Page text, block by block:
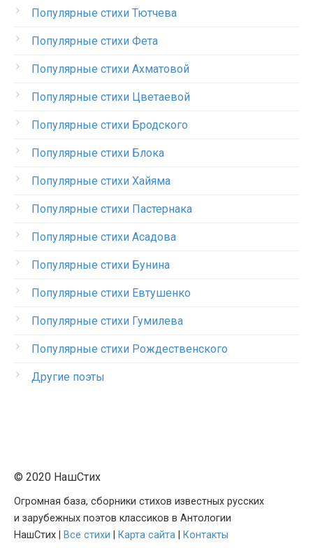
Популярные стихи Тютчева
Популярные стихи Фета
Популярные стихи Ахматовой
Популярные стихи Цветаевой
Популярные стихи Бродского
Популярные стихи Блока
Популярные стихи Хайяма
Популярные стихи Пастернака
Популярные стихи Асадова
Популярные стихи Бунина
Популярные стихи Евтушенко
Популярные стихи Гумилева
Популярные стихи Рождественского
Другие поэты
© 2020 НашСтих
Огромная база, сборники стихов известных русских
и зарубежных поэтов классиков в Антологии
НашСтих |
Все стихи Карта сайта Контакты